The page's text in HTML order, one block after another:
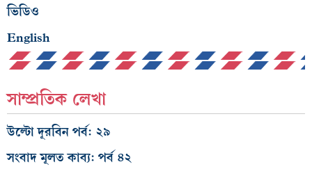
ভিডিও
English
সাম্প্রতিক লেখা
উল্টো দূরবিন পর্ব: ২৯
সংবাদ মূলত কাব্য: পর্ব ৪২